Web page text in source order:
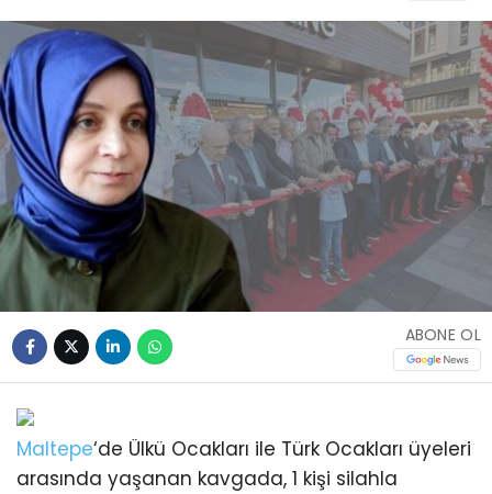
ABONE OL
Maltepe‘de Ülkü Ocakları ile Türk Ocakları üyeleri
arasında yaşanan kavgada, 1 kişi silahla